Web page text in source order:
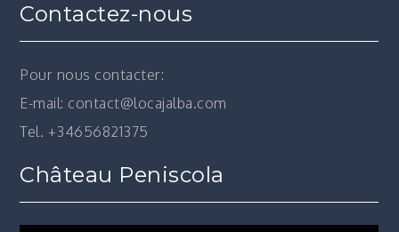
Contactez-nous
Pour nous contacter:
E-mail: contact@locajalba.com
Tel. +34656821375
Château Peniscola